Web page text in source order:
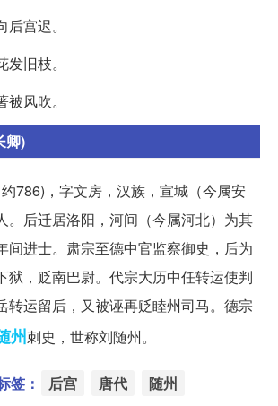
宫迟。
旧枝。
风吹。
卿)
786)，字文房，汉族，宣城（今属安
。后迁居洛阳，河间（今属河北）为其
间进士。肃宗至德中官监察御史，后为
狱，贬南巴尉。代宗大历中任转运使判
转运留后，又被诬再贬睦州司马。德宗
州刺史，世称刘随州。
签： 后宫 唐代 随州